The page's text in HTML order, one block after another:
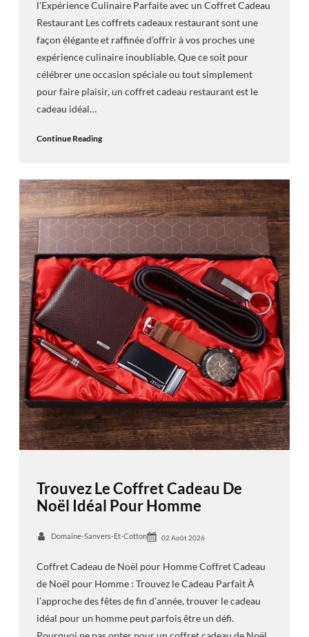
l’Expérience Culinaire Parfaite avec un Coffret Cadeau
Restaurant Les coffrets cadeaux restaurant sont une
façon élégante et raffinée d’offrir à vos proches une
expérience culinaire inoubliable. Que ce soit pour
célébrer une occasion spéciale ou tout simplement
pour faire plaisir, un coffret cadeau restaurant est le
cadeau idéal…
Continue Reading
Trouvez Le Coffret Cadeau De
Noël Idéal Pour Homme
Domaine-Sanvers-Et-Cotton 02 Août 2026
Coffret Cadeau de Noël pour Homme Coffret Cadeau
de Noël pour Homme : Trouvez le Cadeau Parfait À
l’approche des fêtes de fin d’année, trouver le cadeau
idéal pour un homme peut parfois être un défi.